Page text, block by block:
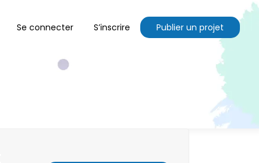
Se connecter S’inscrire Publier un projet